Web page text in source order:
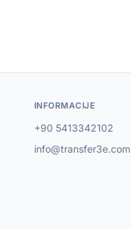
INFORMACIJE
+90 5413342102
info@transfer3e.com